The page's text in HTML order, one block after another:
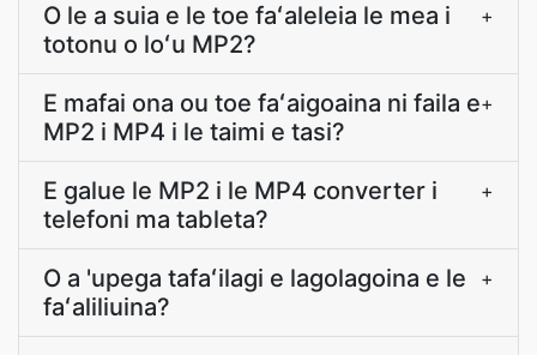
O le a suia e le toe faʻaleleia le mea i
totonu o loʻu MP2?
+
E mafai ona ou toe faʻaigoaina ni faila e
MP2 i MP4 i le taimi e tasi?
+
E galue le MP2 i le MP4 converter i
telefoni ma tableta?
+
O a 'upega tafaʻilagi e lagolagoina e le
faʻaliliuina?
+